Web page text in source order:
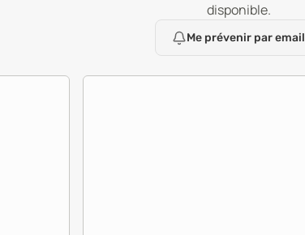
disponible.
Me prévenir par email